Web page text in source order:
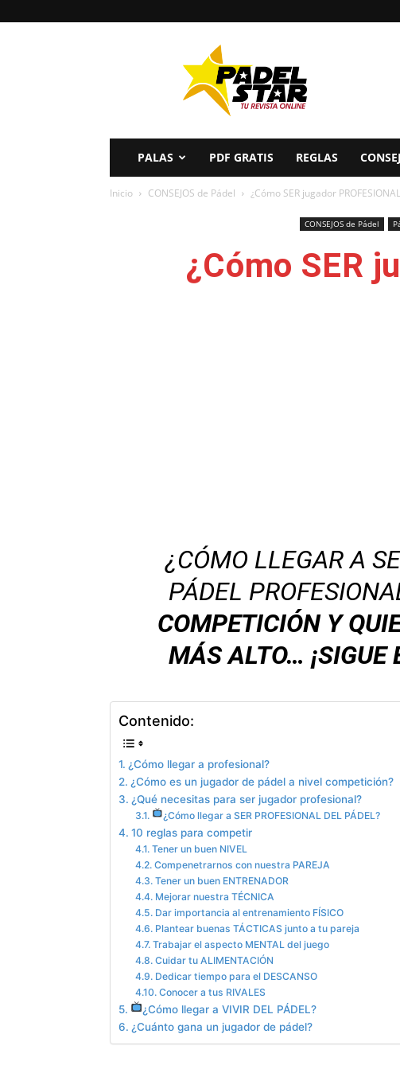
PADELSTAR
PALAS PDF GRATIS REGLAS
Inicio CONSEJOS de Pádel ¿Cómo SER jugador
CONSEJOS de Pádel
¿Cómo SER
¿CÓMO LLEGAR A
PÁDEL
COMPETICIÓN Y
MÁS ALTO… ¡SIGUE
Contenido:
¿Cómo llegar a profesional?
¿Cómo es un jugador de pádel a nivel competición?
¿Qué necesitas para ser jugador profesional?
¿Cómo llegar a SER PROFESIONAL DEL PÁDEL?
10 reglas para competir
Tener un buen NIVEL
Compenetrarnos con nuestra PAREJA
Tener un buen ENTRENADOR
Mejorar nuestra TÉCNICA
Dar importancia al entrenamiento FÍSICO
Plantear buenas TÁCTICAS junto a tu pareja
Trabajar el aspecto MENTAL del juego
Cuidar tu ALIMENTACIÓN
Dedicar tiempo para el DESCANSO
Conocer a tus RIVALES
¿Cómo llegar a VIVIR DEL PÁDEL?
¿Cuánto gana un jugador de pádel?